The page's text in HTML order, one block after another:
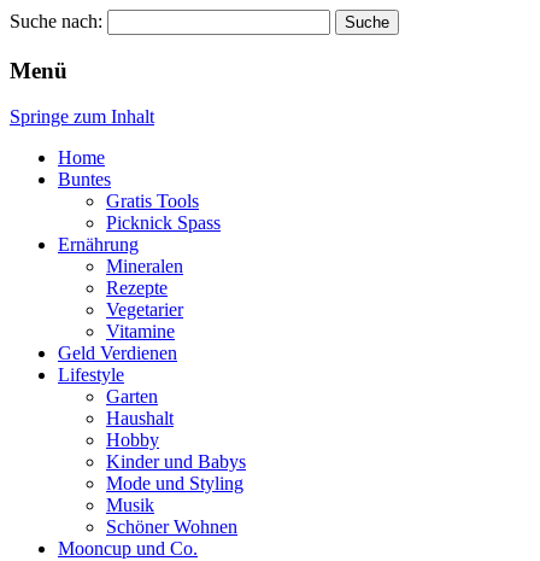
Pinkies
Suche nach:
Menü
Springe zum Inhalt
Home
Buntes
Gratis Tools
Picknick Spass
Ernährung
Mineralen
Rezepte
Vegetarier
Vitamine
Geld Verdienen
Lifestyle
Garten
Haushalt
Hobby
Kinder und Babys
Mode und Styling
Musik
Schöner Wohnen
Mooncup und Co.